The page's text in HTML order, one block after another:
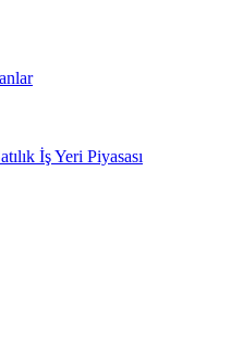
İş Yeri Piyasası